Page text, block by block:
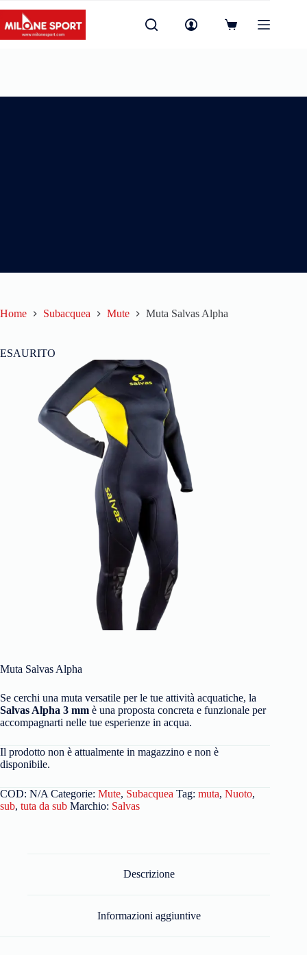
Home Subacquea Mute Muta Salvas Alpha
ESAURITO
Muta Salvas Alpha
Se cerchi una muta versatile per le tue attività acquatiche, la
Salvas Alpha 3 mm è una proposta concreta e funzionale per
accompagnarti nelle tue esperienze in acqua.
Il prodotto non è attualmente in magazzino e non è
disponibile.
COD: N/A Categorie: Mute, Subacquea Tag: muta, Nuoto,
sub, tuta da sub Marchio: Salvas
Descrizione
Informazioni aggiuntive